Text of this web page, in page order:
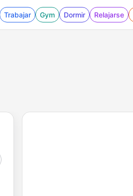
Trabajar Gym Dormir Relajarse